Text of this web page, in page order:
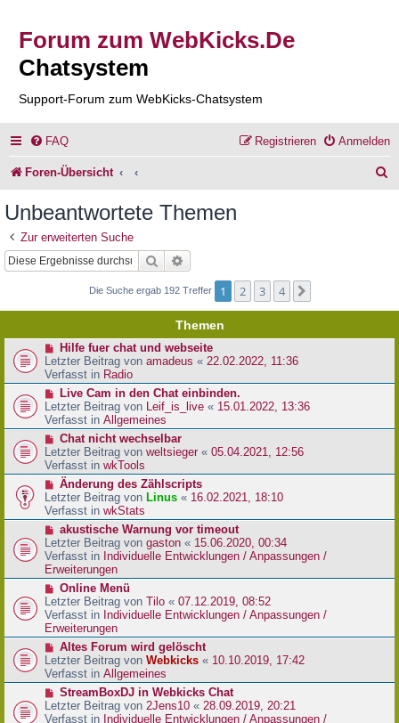
Forum zum WebKicks.De
Chatsystem
Support-Forum zum WebKicks-Chatsystem
FAQ Anmelden
Registrieren
Foren-Übersicht
Unbeantwortete Themen
Zur erweiterten Suche
Suche
Die Suche ergab 192 Treffer 1 2 3 4
Themen
N
e
u
e
r
B
e
t
r
a
g
Hilfe fuer chat und webseite
Letzter Beitrag von amadeus « 22.02.2022, 11:36
Verfasst in Radio
N
e
u
e
r
B
e
t
r
a
g
Live Cam in den Chat einbinden.
Letzter Beitrag von Leif_is_live « 15.01.2022, 13:36
Verfasst in Allgemeines
N
e
u
e
r
B
e
t
r
a
g
Chat nicht wechselbar
Letzter Beitrag von weltsieger « 05.04.2021, 12:56
Verfasst in wkTools
N
e
u
e
r
B
e
i
r
a
g
Änderung des Zählscripts
Letzter Beitrag von Linus « 16.02.2021, 18:10
Verfasst in wkStats
N
e
u
e
r
B
e
i
t
a
g
akustische Warnung vor timeout
Letzter Beitrag von gaston « 15.06.2020, 00:34
Verfasst in Individuelle Entwicklungen / Anpassungen /
Erweiterungen
N
e
u
e
r
B
e
i
r
Online Menü
Letzter Beitrag von Tilo « 07.12.2019, 08:52
Verfasst in Individuelle Entwicklungen / Anpassungen /
Erweiterungen
N
e
u
e
r
B
Altes Forum wird gelöscht
Letzter Beitrag von Webkicks « 10.10.2019, 17:42
Verfasst in Allgemeines
N
e
u
StreamBoxDJ in Webkicks Chat
Letzter Beitrag von 2Jens10 « 28.09.2019, 20:21
Verfasst in Individuelle Entwicklungen / Anpassungen /